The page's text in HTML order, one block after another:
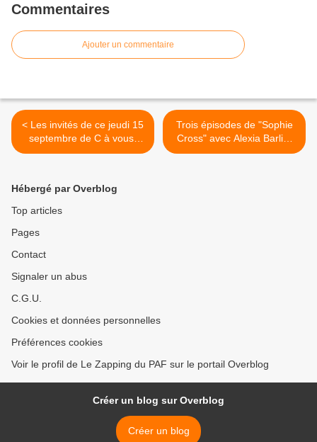
Commentaires
Ajouter un commentaire
< Les invités de ce jeudi 15
septembre de C à vous,
Touche pas à mon poste,
Trois épisodes de "Sophie
Cross" avec Alexia Barlier
et Thomas Jouannet en
Hébergé par Overblog
Top articles
Pages
Contact
Signaler un abus
C.G.U.
Cookies et données personnelles
Préférences cookies
Voir le profil de Le Zapping du PAF sur le portail Overblog
Créer un blog sur Overblog
Créer un blog